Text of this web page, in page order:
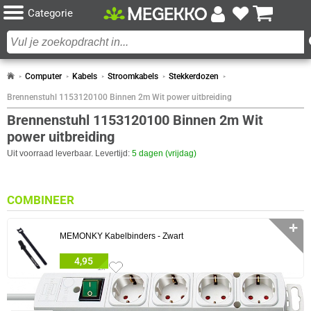
Categorie
Computer Kabels Stroomkabels Stekkerdozen
Brennenstuhl 1153120100 Binnen 2m Wit power uitbreiding
Brennenstuhl 1153120100 Binnen 2m Wit
power uitbreiding
Uit voorraad leverbaar. Levertijd: 5 dagen (vrijdag)
1x
COMBINEER
MEMONKY Kabelbinders - Zwart
4,95
✛
0 artikelen geselecteerd